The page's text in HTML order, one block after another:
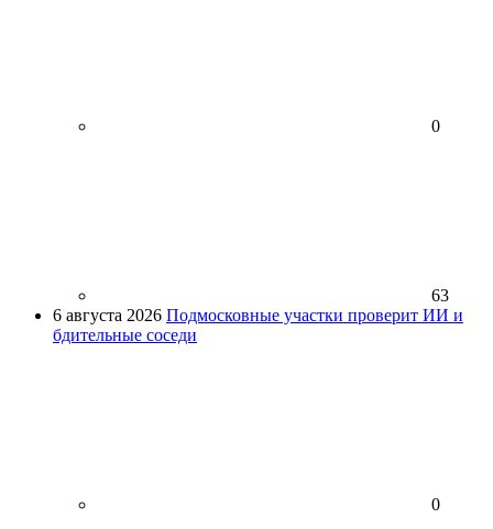
0
63
6 августа 2026 Подмосковные участки проверит ИИ и
бдительные соседи
0